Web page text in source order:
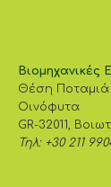
Βιομηχανικές
Θέση Ποταμιά
Οινόφυτα
GR-32011,
Τηλ: +30 211